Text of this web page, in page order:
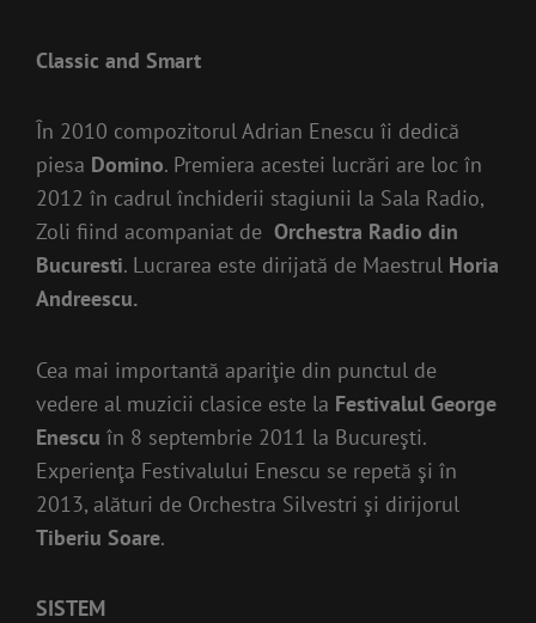
Classic and Smart
În 2010 compozitorul Adrian Enescu îi dedică
piesa Domino. Premiera acestei lucrări are loc în
2012 în cadrul închiderii stagiunii la Sala Radio,
Zoli fiind acompaniat de Orchestra Radio din
Bucuresti. Lucrarea este dirijată de Maestrul Horia
Andreescu.
Cea mai importantă apariţie din punctul de
vedere al muzicii clasice este la Festivalul George
Enescu în 8 septembrie 2011 la Bucureşti.
Experienţa Festivalului Enescu se repetă şi în
2013, alături de Orchestra Silvestri şi dirijorul
Tiberiu Soare.
SISTEM